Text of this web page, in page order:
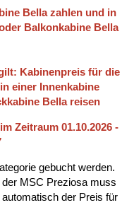
Bella zahlen und in
Balkonkabine Bella
Kabinenpreis für die
einer Innenkabine
Bella reisen
Zeitraum 01.10.2026 -
gebucht werden.
MSC Preziosa muss
der Preis für